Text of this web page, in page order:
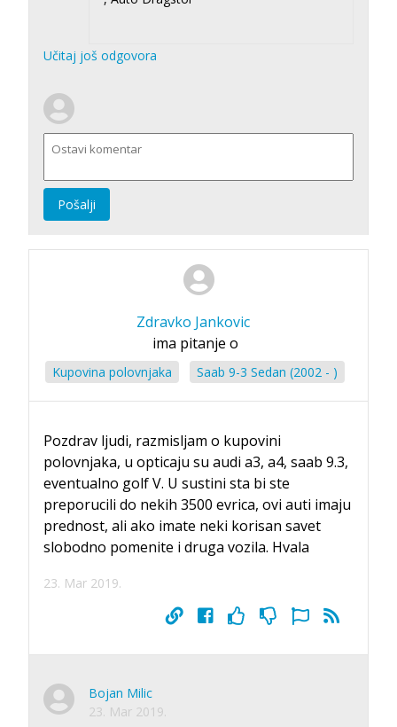
Učitaj još odgovora
Pošalji
Zdravko Jankovic
ima pitanje o
Kupovina polovnjaka Saab 9-3 Sedan (2002 - )
Pozdrav ljudi, razmisljam o kupovini
polovnjaka, u opticaju su audi a3, a4, saab 9.3,
eventualno golf V. U sustini sta bi ste
preporucili do nekih 3500 evrica, ovi auti imaju
prednost, ali ako imate neki korisan savet
slobodno pomenite i druga vozila. Hvala
23. Mar 2019.
Bojan Milic
23. Mar 2019.